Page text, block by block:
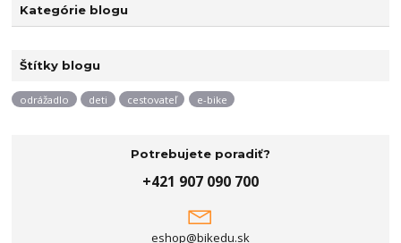
Kategórie blogu
Štítky blogu
odrážadlo deti cestovateľ e-bike
Potrebujete poradiť?
+421 907 090 700
eshop@bikedu.sk